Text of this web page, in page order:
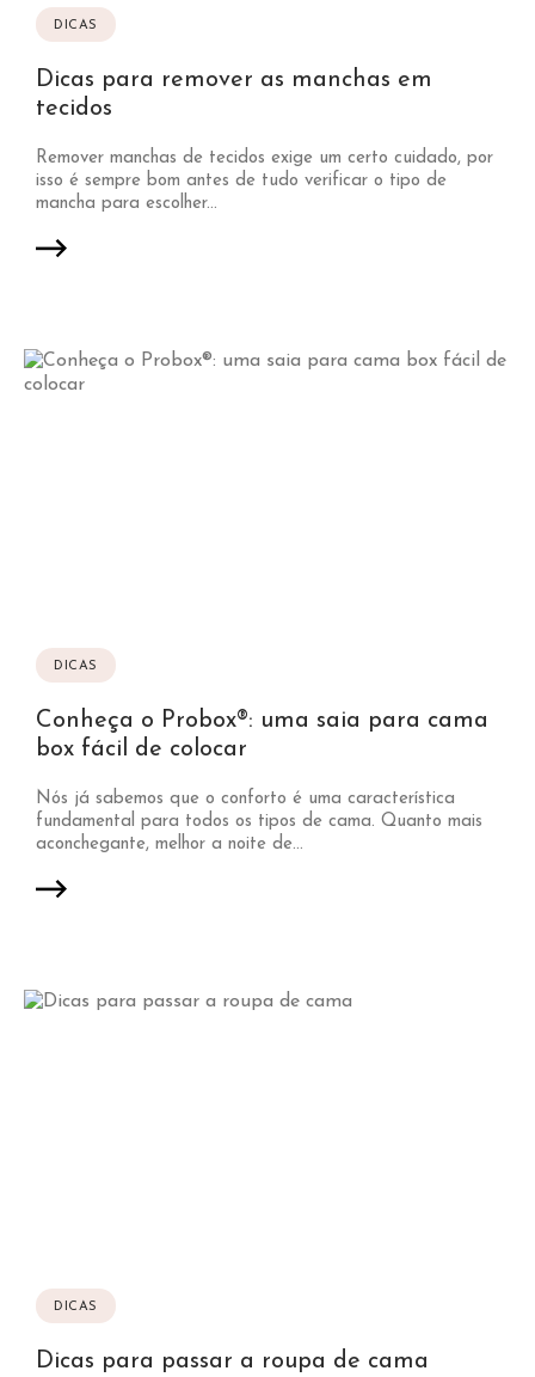
DICAS
Dicas para remover as manchas em
tecidos
Remover manchas de tecidos exige um certo cuidado, por
isso é sempre bom antes de tudo verificar o tipo de
mancha para escolher...
DICAS
Conheça o Probox®: uma saia para cama
box fácil de colocar
Nós já sabemos que o conforto é uma característica
fundamental para todos os tipos de cama. Quanto mais
aconchegante, melhor a noite de...
DICAS
Dicas para passar a roupa de cama